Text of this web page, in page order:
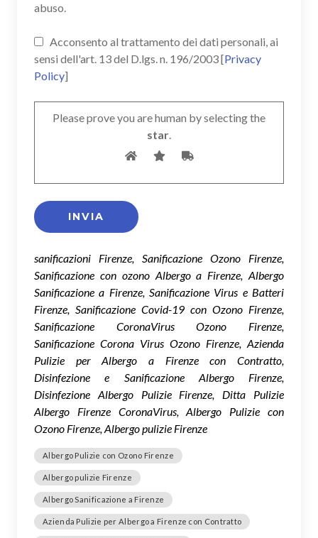
abuso.
Acconsento al trattamento dei dati personali, ai
sensi dell'art. 13 del D.lgs. n. 196/2003 [Privacy
Policy]
Please prove you are human by selecting the
star.
sanificazioni Firenze, Sanificazione Ozono Firenze,
Sanificazione con ozono Albergo a Firenze, Albergo
Sanificazione a Firenze, Sanificazione Virus e Batteri
Firenze, Sanificazione Covid-19 con Ozono Firenze,
Sanificazione CoronaVirus Ozono Firenze,
Sanificazione Corona Virus Ozono Firenze, Azienda
Pulizie per Albergo a Firenze con Contratto,
Disinfezione e Sanificazione Albergo Firenze,
Disinfezione Albergo Pulizie Firenze, Ditta Pulizie
Albergo Firenze CoronaVirus, Albergo Pulizie con
Ozono Firenze, Albergo pulizie Firenze
Albergo Pulizie con Ozono Firenze
Albergo pulizie Firenze
Albergo Sanificazione a Firenze
Azienda Pulizie per Albergo a Firenze con Contratto